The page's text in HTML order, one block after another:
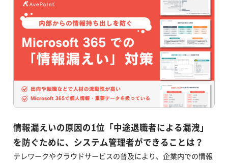
情報漏えいの原因の1位「中途退職者による漏洩」
を防ぐために、システム管理者ができることは？
テレワークやクラウドサービスの普及により、企業内での情報